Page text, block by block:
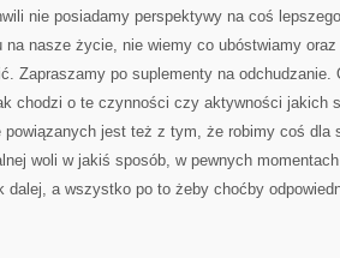
nie posiadamy perspektywy na coś
na nasze życie, nie wiemy co ubóstwiamy
Zapraszamy po suplementy na
chodzi o te czynności czy aktywności jakich
powiązanych jest też z tym, że robimy coś dla
woli w jakiś sposób, w pewnych
dalej, a wszystko po to żeby choćby